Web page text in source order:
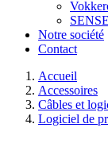
Notre société
Contact
Accueil
Accessoires
Câbles et
Logiciel de